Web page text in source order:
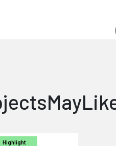
Highlight